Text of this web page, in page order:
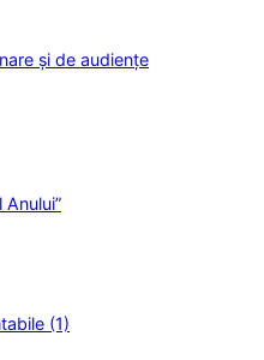
și de audiențe
(1)